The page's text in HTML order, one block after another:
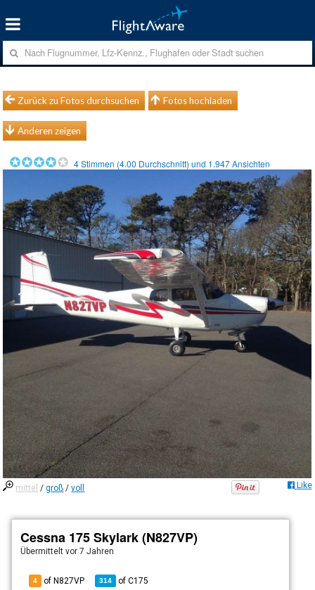
Zurück zu Fotos durchsuchen Fotos hochladen
Anderen zeigen
4Stimmen (4.00 Durchschnitt) und 1.947Ansichten
mittel /groß /voll Like
Cessna 175 Skylark (N827VP)
Übermitteltvor 7 Jahren
4 of N827VP 314 ofC175